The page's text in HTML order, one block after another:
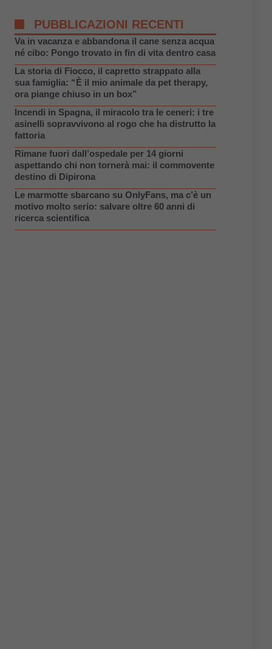
PUBBLICAZIONI RECENTI
Va in vacanza e abbandona il cane senza acqua
né cibo: Pongo trovato in fin di vita dentro casa
La storia di Fiocco, il capretto strappato alla
sua famiglia: “È il mio animale da pet therapy,
ora piange chiuso in un box”
Incendi in Spagna, il miracolo tra le ceneri: i tre
asinelli sopravvivono al rogo che ha distrutto la
fattoria
Rimane fuori dall’ospedale per 14 giorni
aspettando chi non tornerà mai: il commovente
destino di Dipirona
Le marmotte sbarcano su OnlyFans, ma c’è un
motivo molto serio: salvare oltre 60 anni di
ricerca scientifica